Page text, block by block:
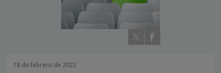
18 de febrero de 2022